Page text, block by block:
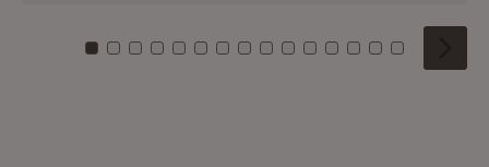
Zu Kachel: 0
Zu Kachel: 1
Zu Kachel: 2
Zu Kachel: 3
Zu Kachel: 4
Zu Kachel: 5
Zu Kachel: 6
Zu Kachel: 7
Zu Kachel: 8
Zu Kachel: 9
Zu Kachel: 10
Zu Kachel: 11
Zu Kachel: 12
Zu Kachel:
Zu